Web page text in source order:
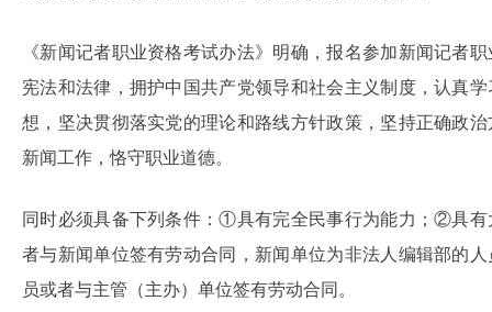
《新闻记者职业资格考试办法》明确，报名参加新闻记者
宪法和法律，拥护中国共产党领导和社会主义制度，认真
想，坚决贯彻落实党的理论和路线方针政策，坚持正确政
新闻工作，恪守职业道德。
同时必须具备下列条件：①具有完全民事行为能力；②具
者与新闻单位签有劳动合同，新闻单位为非法人编辑部的
员或者与主管（主办）单位签有劳动合同。